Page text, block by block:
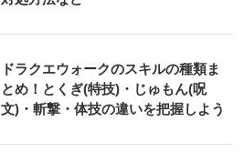
ドラクエウォークのスキルの種類ま
とめ！とくぎ(特技)・じゅもん(呪
文)・斬撃・体技の違いを把握しよう